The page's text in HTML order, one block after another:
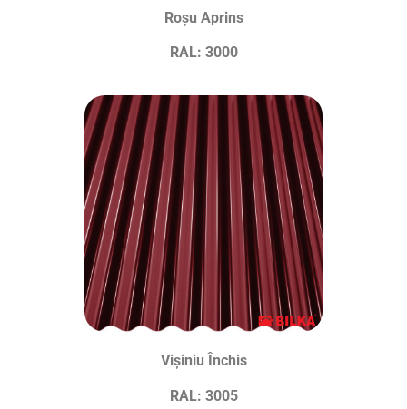
Roșu Aprins
RAL: 3000
Vișiniu Închis
RAL: 3005